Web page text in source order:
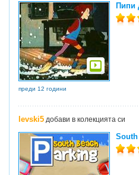
Пипи
преди 12 години
levski5 добави в колекцията си